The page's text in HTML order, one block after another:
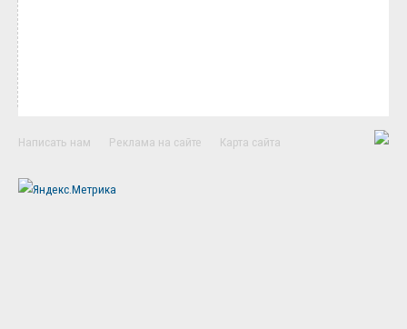
Написать нам Реклама на сайте Карта сайта